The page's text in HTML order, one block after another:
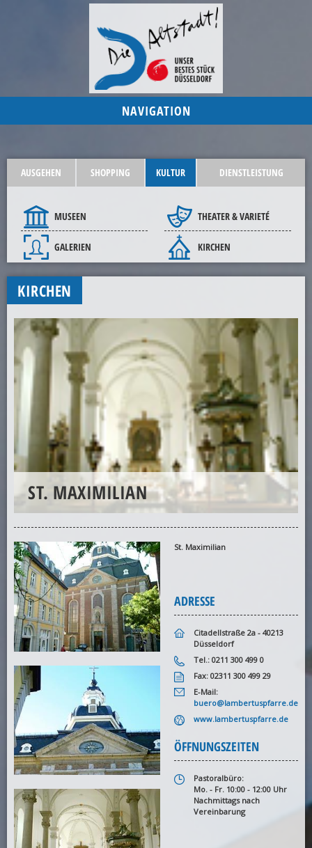
NAVIGATION
AUSGEHEN SHOPPING KULTUR DIENSTLEISTUNG
MUSEEN
GALERIEN
THEATER & VARIETÉ
KIRCHEN
KIRCHEN
ST. MAXIMILIAN
St. Maximilian
ADRESSE
Citadellstraße 2a - 40213
Düsseldorf
Tel.: 0211 300 499 0
Fax: 02311 300 499 29
E-Mail:
buero@lambertuspfarre.de
www.lambertuspfarre.de
ÖFFNUNGSZEITEN
Pastoralbüro:
Mo. - Fr. 10:00 - 12:00 Uhr
Nachmittags nach
Vereinbarung